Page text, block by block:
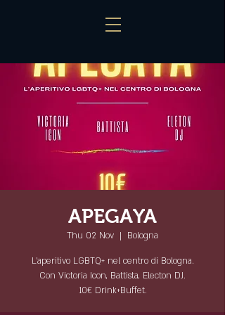
APEGAYA
Thu 02 Nov
  |
Bologna
L'aperitivo LGBTQ+ nel centro di Bologna.
Con Victoria Icon, Battista, Electon DJ.
10€ Drink+Buffet.